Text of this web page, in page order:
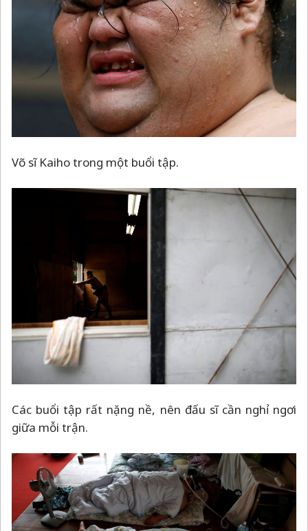
Võ sĩ Kaiho trong một buổi tập.
Các buổi tập rất nặng nề, nên đấu sĩ cần nghỉ ngơi
giữa mỗi trận.